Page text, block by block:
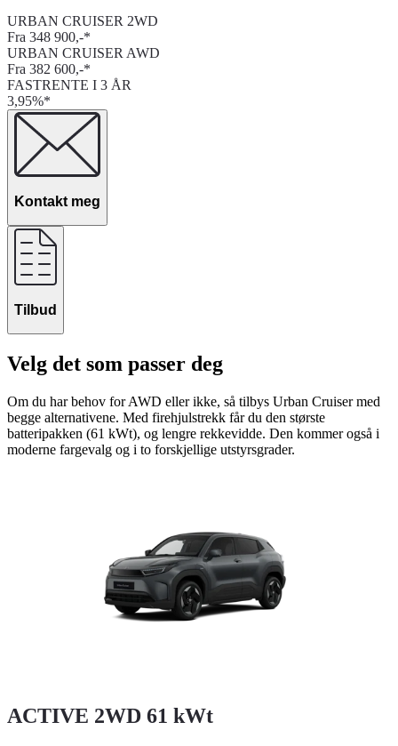
URBAN CRUISER 2WD
Fra 348 900,-*
URBAN CRUISER AWD
Fra 382 600,-*
FASTRENTE I 3 ÅR
3,95%*
Kontakt meg
Tilbud
Velg det som passer deg
Om du har behov for AWD eller ikke, så tilbys Urban Cruiser med
begge alternativene. Med firehjulstrekk får du den største
batteripakken (61 kWt), og lengre rekkevidde. Den kommer også i
moderne fargevalg og i to forskjellige utstyrsgrader.
ACTIVE 2WD 61 kWt